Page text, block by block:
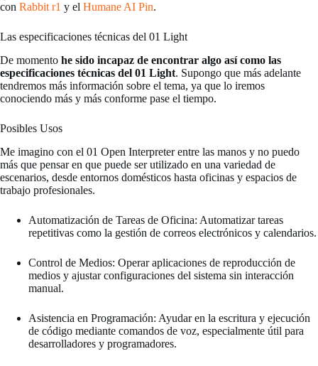
con Rabbit r1 y el Humane AI Pin.
Las especificaciones técnicas del 01 Light
De momento he sido incapaz de encontrar algo así como las
especificaciones técnicas del 01 Light. Supongo que más adelante
tendremos más información sobre el tema, ya que lo iremos
conociendo más y más conforme pase el tiempo.
Posibles Usos
Me imagino con el 01 Open Interpreter entre las manos y no puedo
más que pensar en que puede ser utilizado en una variedad de
escenarios, desde entornos domésticos hasta oficinas y espacios de
trabajo profesionales.
Automatización de Tareas de Oficina: Automatizar tareas
repetitivas como la gestión de correos electrónicos y calendarios.
Control de Medios: Operar aplicaciones de reproducción de
medios y ajustar configuraciones del sistema sin interacción
manual.
Asistencia en Programación: Ayudar en la escritura y ejecución
de código mediante comandos de voz, especialmente útil para
desarrolladores y programadores.